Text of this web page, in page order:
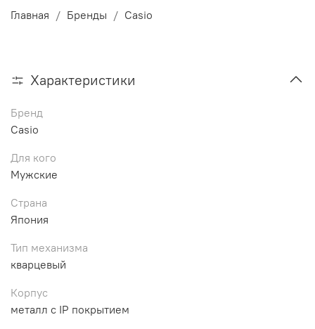
Главная Бренды Casio
Характеристики
Бренд
Casio
Для кого
Мужские
Страна
Япония
Тип механизма
кварцевый
Корпус
металл с IP покрытием